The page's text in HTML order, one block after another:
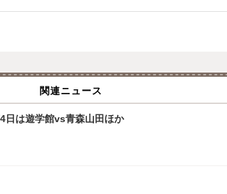
関連ニュース
日は遊学館vs青森山田ほか